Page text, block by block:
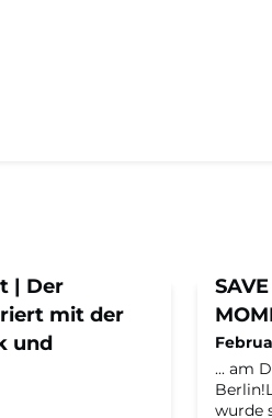
| Der
mit der
und
... am
wurde